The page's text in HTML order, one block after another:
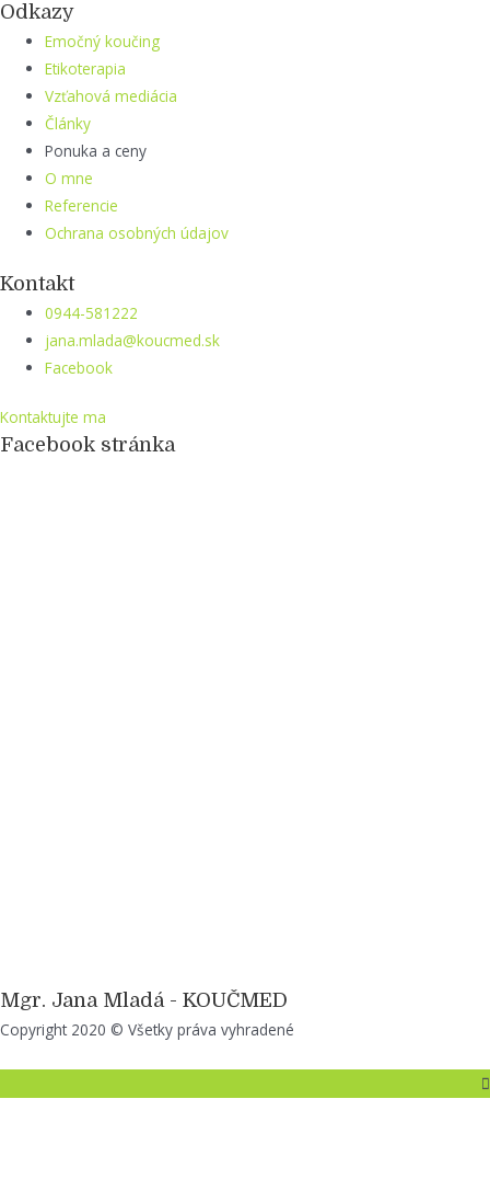
Odkazy
Emočný koučing
Etikoterapia
Vzťahová mediácia
Články
Ponuka a ceny
O mne
Referencie
Ochrana osobných údajov
Kontakt
0944-581222
jana.mlada@koucmed.sk
Facebook
Kontaktujte ma
Facebook stránka
Mgr. Jana Mladá - KOUČMED
Copyright 2020 © Všetky práva vyhradené